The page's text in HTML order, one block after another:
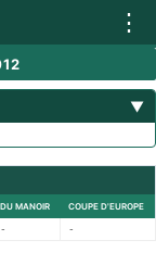
⋮
▼
DU MANOIR COUPE D'EUROPE
- -